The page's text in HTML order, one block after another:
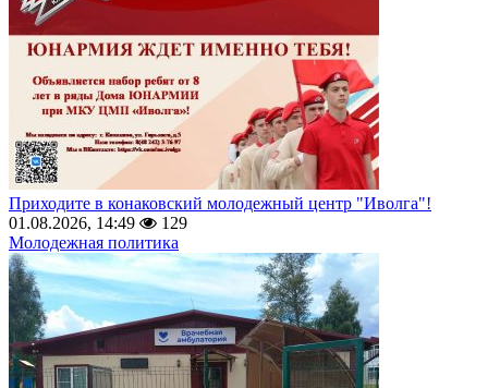
Приходите в конаковский молодежный центр "Иволга"!
01.08.2026, 14:49
129
Молодежная политика